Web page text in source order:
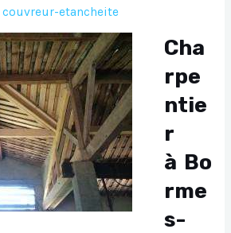
couvreur-etancheite
Cha
rpe
ntie
r
à Bo
rme
s-